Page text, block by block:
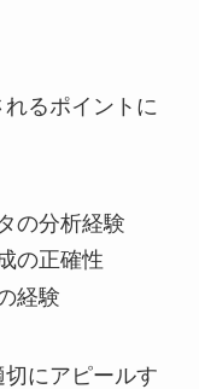
るポイントに
の分析経験
の正確性
経験
にアピールす